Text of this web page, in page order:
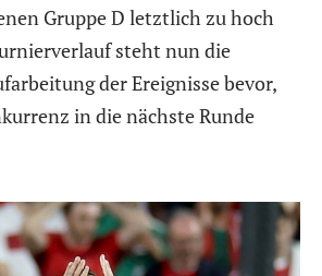
Gruppe D letztlich zu hoch
steht nun die
der Ereignisse bevor,
in die nächste Runde